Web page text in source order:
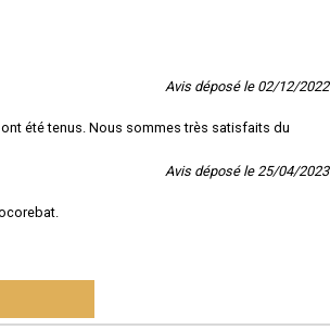
Avis déposé le 02/12/2022
été tenus. Nous sommes très satisfaits du
Avis déposé le 25/04/2023